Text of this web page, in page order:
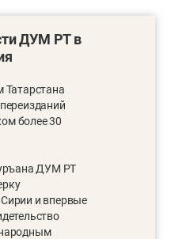
ДУМ РТ в
Татарстана
более 30
ДУМ РТ
и впервые